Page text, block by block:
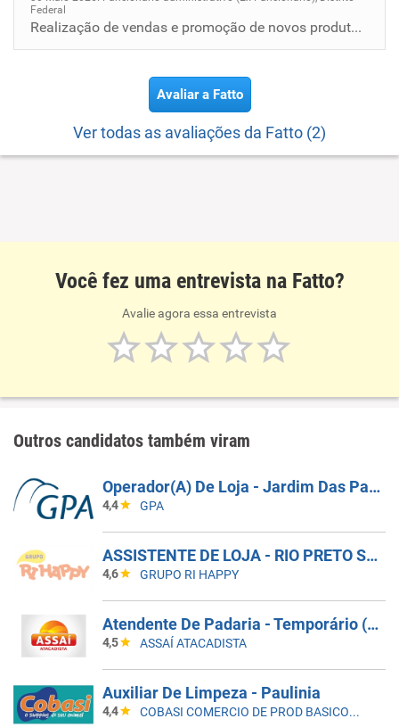
Federal
Realização de vendas e promoção de novos produtos por telefone aos clientes existentes, conforme a meta do período. At...
Avaliar a Fatto
Ver todas as avaliações da Fatto (2)
Você fez uma entrevista na Fatto?
Avalie agora essa entrevista
Outros candidatos também viram
Operador(A) De Loja - Jardim Das Palmeiras - Campinas SP
4,4 GPA
ASSISTENTE DE LOJA - RIO PRETO SHOPPING - EFETIVO
4,6 GRUPO RI HAPPY
Atendente De Padaria - Temporário (Alto Da XV)
4,5 ASSAÍ ATACADISTA
Auxiliar De Limpeza - Paulinia
4,4 COBASI COMERCIO DE PROD BASICOS E INDUSTRIALIZADOS LTDA